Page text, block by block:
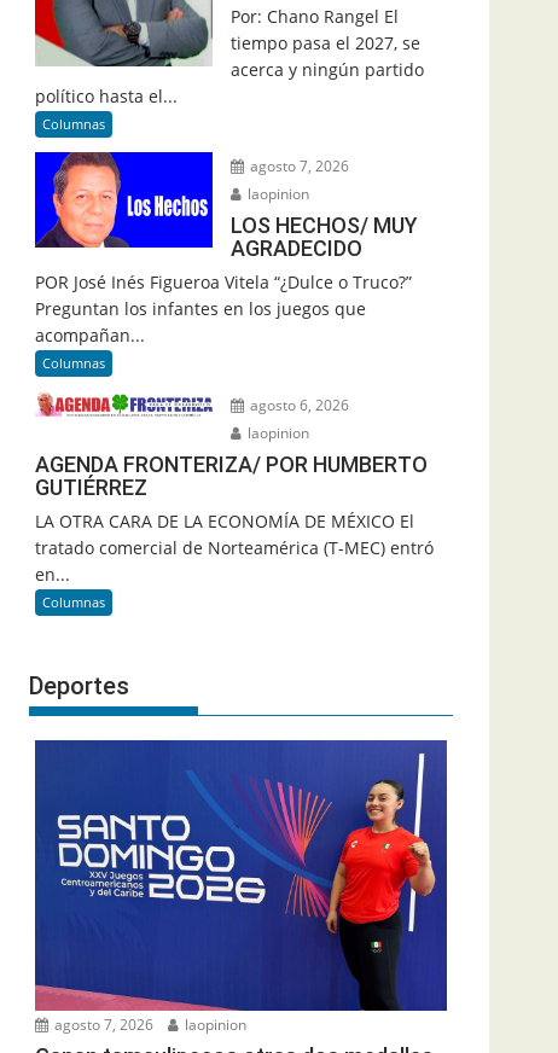
Por: Chano Rangel El
tiempo pasa el 2027, se
acerca y ningún partido
político hasta el...
Columnas
agosto 7, 2026
laopinion
LOS HECHOS/ MUY
AGRADECIDO
POR José Inés Figueroa Vitela “¿Dulce o Truco?”
Preguntan los infantes en los juegos que
acompañan...
Columnas
agosto 6, 2026
laopinion
AGENDA FRONTERIZA/ POR HUMBERTO
GUTIÉRREZ
LA OTRA CARA DE LA ECONOMÍA DE MÉXICO El
tratado comercial de Norteamérica (T-MEC) entró
en...
Columnas
Deportes
agosto 7, 2026 laopinion